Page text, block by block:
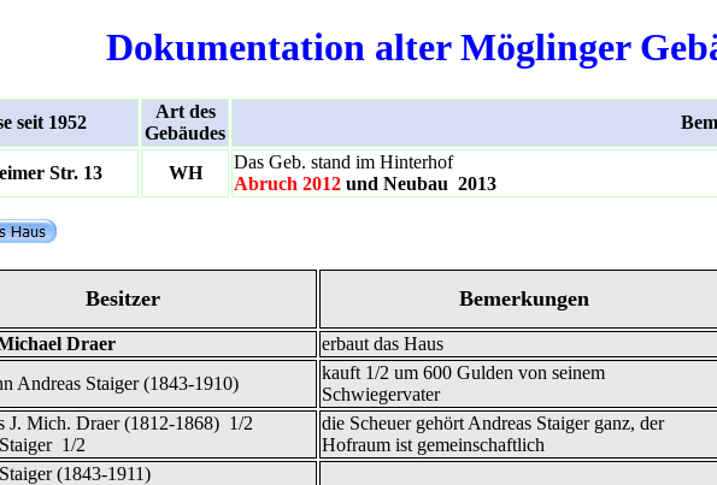
Dokumentation alter Möglinger
seit 1952
Art des
Gebäudes
Str. 13 WH
Das Geb. stand im Hinterhof
Abruch 2012 und Neubau 2013
Besitzer Bemerkungen
Draer
erbaut das Haus
Andreas Staiger (1843-1910)
kauft 1/2 um 600 Gulden von seinem
Schwiegervater
J. Mich. Draer (1812-1868) 1/2
1/2
die Scheuer gehört Andreas Staiger ganz, der
Hofraum ist gemeinschaftlich
(1843-1911)